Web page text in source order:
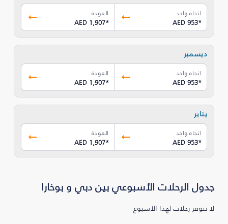
اتجاه واحد
AED 953*
العودة
AED 1,907*
ديسمبر
اتجاه واحد
AED 953*
العودة
AED 1,907*
يناير
اتجاه واحد
AED 953*
العودة
AED 1,907*
جدول الرحلات الأسبوعي بين دبي و بوخارا
لا تتوفر رحلات لهذا الأسبوع